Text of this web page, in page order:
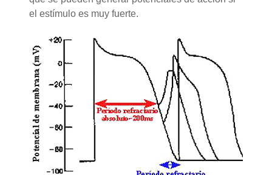
el estímulo es muy fuerte.